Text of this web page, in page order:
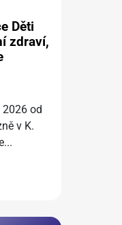
Děti
zdraví,
2026 od
v K.
...